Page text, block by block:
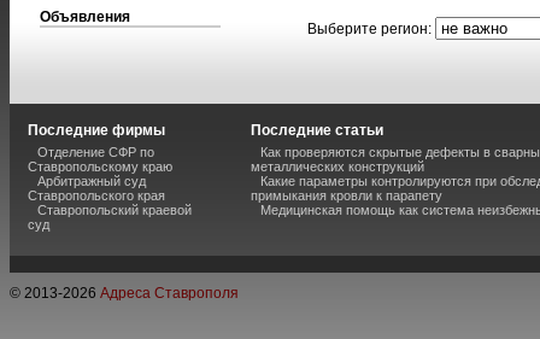
Объявления
Выберите регион:
Последние фирмы
Отделение СФР по
Ставропольскому краю
Арбитражный суд
Ставропольского края
Ставропольский краевой
суд
Последние статьи
Как проверяются скрытые дефекты в
металлических конструкций
Какие параметры контролируются при
примыкания кровли к парапету
Медицинская помощь как система
© 2013-2026 Адреса Ставрополя